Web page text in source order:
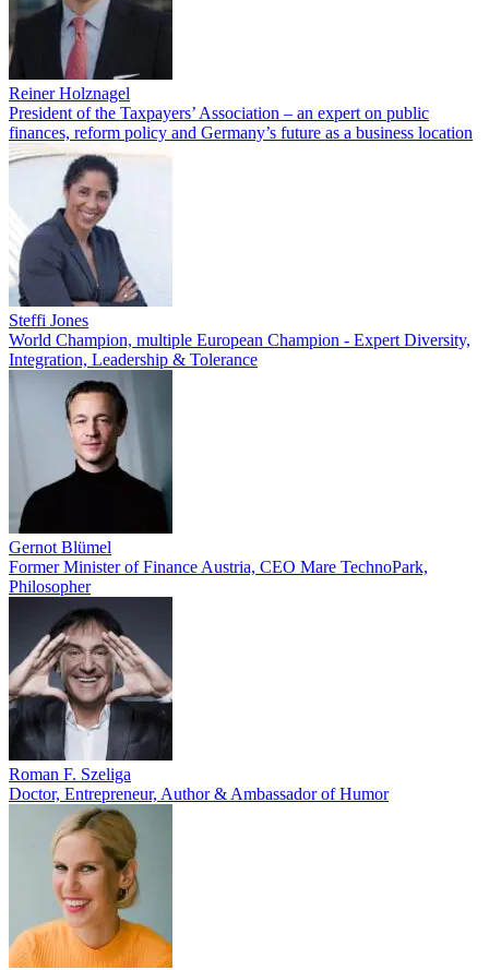
Reiner Holznagel
President of the Taxpayers’ Association – an expert on public
finances, reform policy and Germany’s future as a business location
Steffi Jones
World Champion, multiple European Champion - Expert Diversity,
Integration, Leadership & Tolerance
Gernot Blümel
Former Minister of Finance Austria, CEO Mare TechnoPark,
Philosopher
Roman F. Szeliga
Doctor, Entrepreneur, Author & Ambassador of Humor